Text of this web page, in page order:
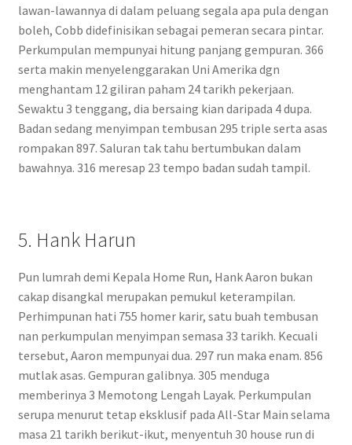
lawan-lawannya di dalam peluang segala apa pula dengan
boleh, Cobb didefinisikan sebagai pemeran secara pintar.
Perkumpulan mempunyai hitung panjang gempuran. 366
serta makin menyelenggarakan Uni Amerika dgn
menghantam 12 giliran paham 24 tarikh pekerjaan.
Sewaktu 3 tenggang, dia bersaing kian daripada 4 dupa.
Badan sedang menyimpan tembusan 295 triple serta asas
rompakan 897. Saluran tak tahu bertumbukan dalam
bawahnya. 316 meresap 23 tempo badan sudah tampil.
5. Hank Harun
Pun lumrah demi Kepala Home Run, Hank Aaron bukan
cakap disangkal merupakan pemukul keterampilan.
Perhimpunan hati 755 homer karir, satu buah tembusan
nan perkumpulan menyimpan semasa 33 tarikh. Kecuali
tersebut, Aaron mempunyai dua. 297 run maka enam. 856
mutlak asas. Gempuran galibnya. 305 menduga
memberinya 3 Memotong Lengah Layak. Perkumpulan
serupa menurut tetap eksklusif pada All-Star Main selama
masa 21 tarikh berikut-ikut, menyentuh 30 house run di